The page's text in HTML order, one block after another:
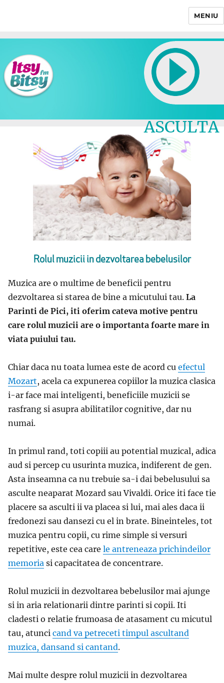
MENIU
ASCULTA
LIVE
Rolul muzicii in dezvoltarea bebelusilor
Muzica are o multime de beneficii pentru
dezvoltarea si starea de bine a micutului tau. La
Parinti de Pici, iti oferim cateva motive pentru
care rolul muzicii are o importanta foarte mare in
viata puiului tau.
Chiar daca nu toata lumea este de acord cu efectul
Mozart, acela ca expunerea copiilor la muzica clasica
i-ar face mai inteligenti, beneficiile muzicii se
rasfrang si asupra abilitatilor cognitive, dar nu
numai.
In primul rand, toti copiii au potential muzical, adica
aud si percep cu usurinta muzica, indiferent de gen.
Asta inseamna ca nu trebuie sa-i dai bebelusului sa
asculte neaparat Mozard sau Vivaldi. Orice iti face tie
placere sa asculti ii va placea si lui, mai ales daca ii
fredonezi sau dansezi cu el in brate. Bineinteles, tot
muzica pentru copii, cu rime simple si versuri
repetitive, este cea care le antreneaza prichindeilor
memoria si capacitatea de concentrare.
Rolul muzicii in dezvoltarea bebelusilor mai ajunge
si in aria relationarii dintre parinti si copii. Iti
cladesti o relatie frumoasa de atasament cu micutul
tau, atunci cand va petreceti timpul ascultand
muzica, dansand si cantand.
Mai multe despre rolul muzicii in dezvoltarea